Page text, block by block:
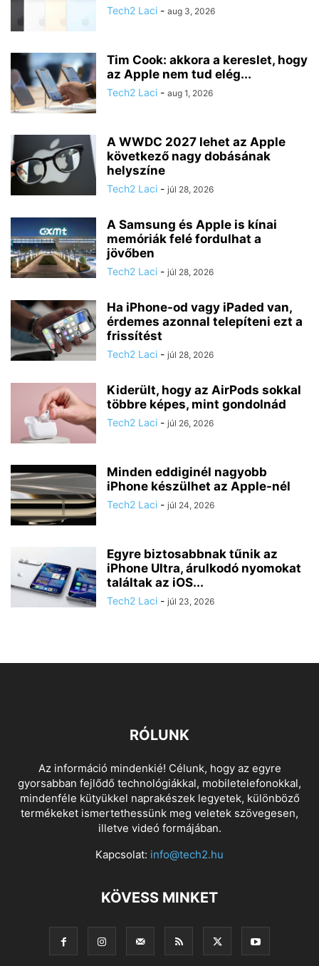
Tech2 Laci - aug 3, 2026
Tim Cook: akkora a kereslet, hogy
az Apple nem tud elég...
Tech2 Laci - aug 1, 2026
A WWDC 2027 lehet az Apple
következő nagy dobásának
helyszíne
Tech2 Laci - júl 28, 2026
A Samsung és Apple is kínai
memóriák felé fordulhat a
jövőben
Tech2 Laci - júl 28, 2026
Ha iPhone-od vagy iPaded van,
érdemes azonnal telepíteni ezt a
frissítést
Tech2 Laci - júl 28, 2026
Kiderült, hogy az AirPods sokkal
többre képes, mint gondolnád
Tech2 Laci - júl 26, 2026
Minden eddiginél nagyobb
iPhone készülhet az Apple-nél
Tech2 Laci - júl 24, 2026
Egyre biztosabbnak tűnik az
iPhone Ultra, árulkodó nyomokat
találtak az iOS...
Tech2 Laci - júl 23, 2026
RÓLUNK
Az információ mindenkié! Célunk, hogy az egyre
gyorsabban fejlődő technológiákkal, mobiletelefonokkal,
mindenféle kütyükkel naprakészek legyetek, különböző
termékeket ismertethessünk meg veletek szövegesen,
illetve videó formájában.
Kapcsolat: info@tech2.hu
KÖVESS MINKET